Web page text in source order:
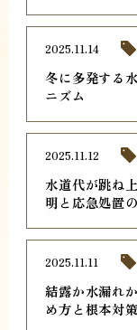
冬に多発する
ニズム
2025.11.14
水道代が跳ね
明と応急処置
2025.11.12
結露か水漏れ
め方と根本対策
2025.11.11